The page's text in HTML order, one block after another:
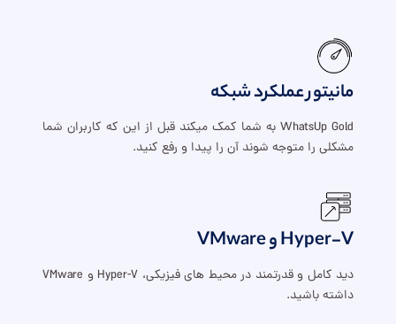
مانیتور عملکرد شبکه
WhatsUp Gold به شما کمک میکند قبل از این که کاربران شما
مشکلی را متوجه شوند آن را پیدا و رفع کنید.
Hyper-V و VMware
دید کامل و قدرتمند در محیط های فیزیکی، Hyper-V و VMware
داشته باشید.